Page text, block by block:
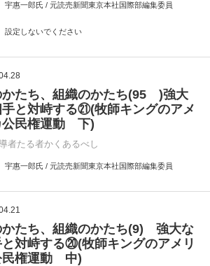
宇惠一郎氏 / 元読売新聞東京本社国際部編集委員
設定しないでください
かたち、組織のかたち(95 )強大
と対峙する㉑(牧師キングのアメ
公民権運動 下)
者たる者かくあるべし
宇惠一郎氏 / 元読売新聞東京本社国際部編集委員
かたち、組織のかたち(9) 強大な
対峙する⑳(牧師キングのアメリ
民権運動 中)